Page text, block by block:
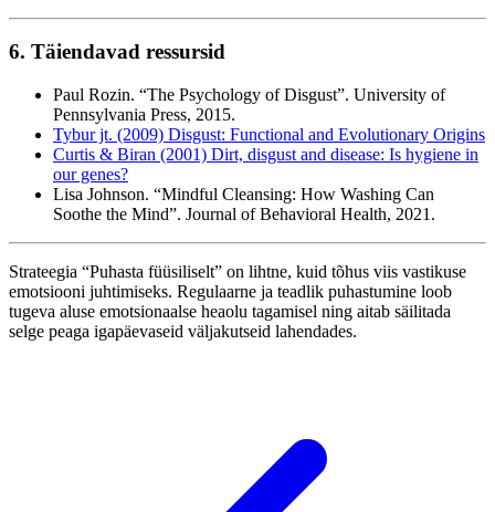
6. Täiendavad ressursid
Paul Rozin. “The Psychology of Disgust”. University of
Pennsylvania Press, 2015.
Tybur jt. (2009) Disgust: Functional and Evolutionary Origins
Curtis & Biran (2001) Dirt, disgust and disease: Is hygiene in
our genes?
Lisa Johnson. “Mindful Cleansing: How Washing Can
Soothe the Mind”. Journal of Behavioral Health, 2021.
Strateegia “Puhasta füüsiliselt” on lihtne, kuid tõhus viis vastikuse
emotsiooni juhtimiseks. Regulaarne ja teadlik puhastumine loob
tugeva aluse emotsionaalse heaolu tagamisel ning aitab säilitada
selge peaga igapäevaseid väljakutseid lahendades.